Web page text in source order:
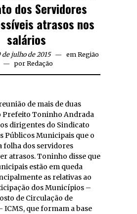
dos Servidores
atrasos nos
salários
julho de 2015 em Região
por Redação
Prefeito Toninho Andrada
dirigentes do Sindicato
Públicos Municipais que o
folha dos servidores
atrasos. Toninho disse que
estão em queda
as relativas ao
dos Municípios –
de Circulação de
ICMS, que formam a base